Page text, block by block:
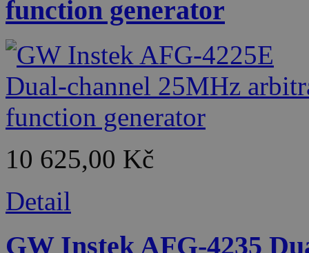
function generator
10 625,00 Kč
Detail
GW Instek AFG-4235